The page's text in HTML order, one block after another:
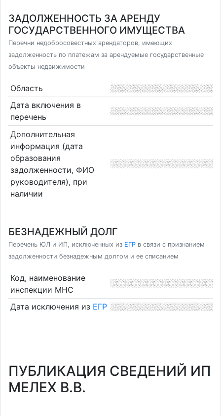
ЗАДОЛЖЕННОСТЬ ЗА АРЕНДУ
ГОСУДАРСТВЕННОГО ИМУЩЕСТВА
Перечни недобросовестных арендаторов, имеющих
задолженность по платежам за арендуемые государственные
объекты недвижимости
Область
Дата включения в
перечень
Дополнительная
информация (дата
образования
задолженности, ФИО
руководителя), при
наличии
БЕЗНАДЕЖНЫЙ ДОЛГ
Перечень ЮЛ и ИП, исключенных из ЕГР в связи с признанием
задолженности безнадежным долгом и ее списанием
Код, наименование
инспекции МНС
Дата исключения из ЕГР
ПУБЛИКАЦИЯ СВЕДЕНИЙ ИП
МЕЛЕХ В.В.